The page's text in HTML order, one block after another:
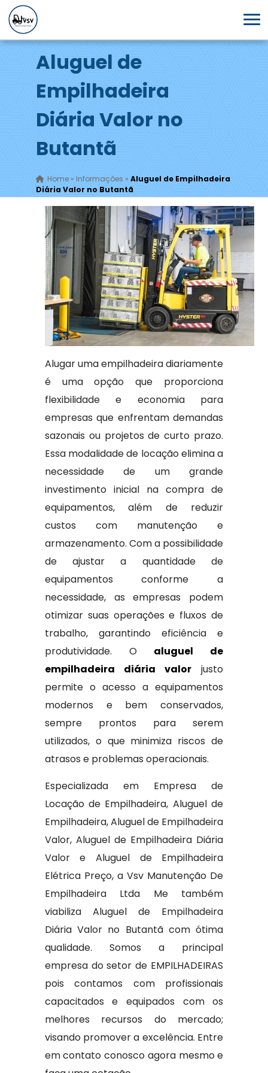
Aluguel de
Empilhadeira
Diária Valor no
Butantã
Home» Informações » Aluguel de Empilhadeira
Diária Valor no Butantã
Alugar uma empilhadeira diariamente
é uma opção que proporciona
flexibilidade e economia para
empresas que enfrentam demandas
sazonais ou projetos de curto prazo.
Essa modalidade de locação elimina a
necessidade de um grande
investimento inicial na compra de
equipamentos, além de reduzir
custos com manutenção e
armazenamento. Com a possibilidade
de ajustar a quantidade de
equipamentos conforme a
necessidade, as empresas podem
otimizar suas operações e fluxos de
trabalho, garantindo eficiência e
produtividade. O aluguel de
empilhadeira diária valor justo
permite o acesso a equipamentos
modernos e bem conservados,
sempre prontos para serem
utilizados, o que minimiza riscos de
atrasos e problemas operacionais.
Especializada em Empresa de
Locação de Empilhadeira, Aluguel de
Empilhadeira, Aluguel de Empilhadeira
Valor, Aluguel de Empilhadeira Diária
Valor e Aluguel de Empilhadeira
Elétrica Preço, a Vsv Manutenção De
Empilhadeira Ltda Me também
viabiliza Aluguel de Empilhadeira
Diária Valor no Butantã com ótima
qualidade. Somos a principal
empresa do setor de EMPILHADEIRAS
pois contamos com profissionais
capacitados e equipados com os
melhores recursos do mercado;
visando promover a excelência. Entre
em contato conosco agora mesmo e